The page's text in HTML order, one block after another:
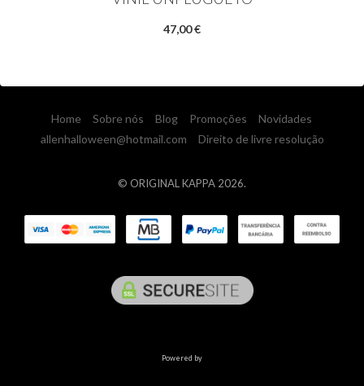
47,00 €
Home Sobre nós Blog Promoções
Novidades
allenhalloween@hotmail.com
Direito de livre resolução
© ORIGINAL KAPPA 2026.
Powered by